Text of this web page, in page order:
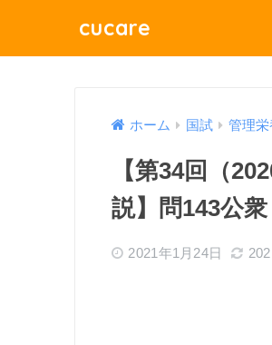
cucare
ホーム 国試 管理
【第34回（
説】問143公
2021年1月24日